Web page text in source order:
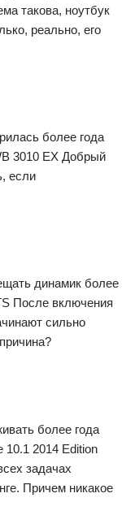
такова, ноутбук
реально, его
более года
3010 EX Добрый
если
динамик более
После включения
сильно
более года
2014 Edition
задачах
Причем никакое